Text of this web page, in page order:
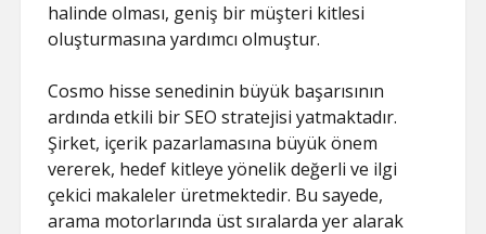
halinde olması, geniş bir müşteri kitlesi
oluşturmasına yardımcı olmuştur.
Cosmo hisse senedinin büyük başarısının
ardında etkili bir SEO stratejisi yatmaktadır.
Şirket, içerik pazarlamasına büyük önem
vererek, hedef kitleye yönelik değerli ve ilgi
çekici makaleler üretmektedir. Bu sayede,
arama motorlarında üst sıralarda yer alarak